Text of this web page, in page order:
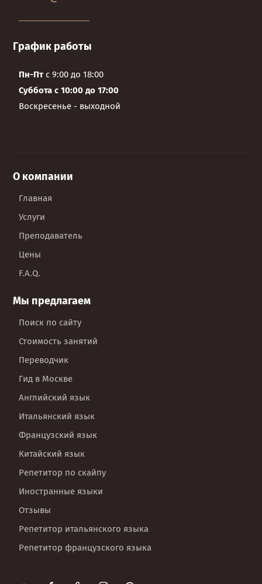
График работы
Пн-Пт с 9:00 до 18:00
Суббота с 10:00 до 17:00
Воскресенье - выходной
О компании
Главная
Услуги
Преподаватель
Цены
F.A.Q.
Мы предлагаем
Поиск по сайту
Стоимость занятий
Переводчик
Гид в Москве
Английский язык
Итальянский язык
Французский язык
Китайский язык
Репетитор по скайпу
Иностранные языки
Отзывы
Репетитор итальянского языка
Репетитор французского языка